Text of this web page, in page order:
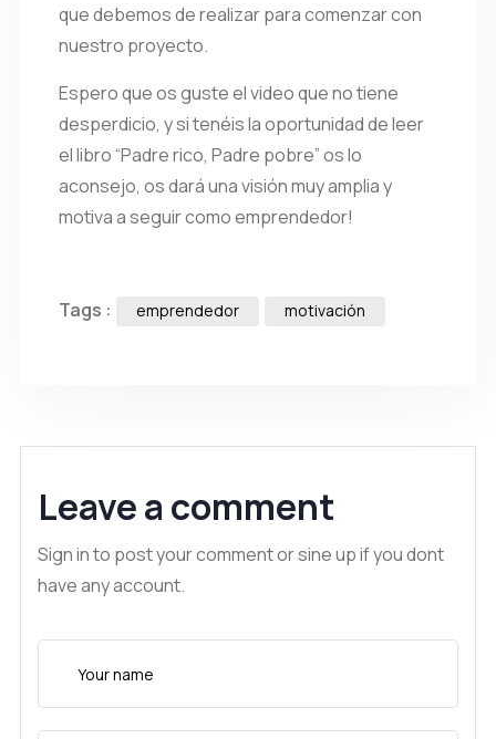
que debemos de realizar para comenzar con
nuestro proyecto.
Espero que os guste el video que no tiene
desperdicio, y si tenéis la oportunidad de leer
el libro “Padre rico, Padre pobre” os lo
aconsejo, os dará una visión muy amplia y
motiva a seguir como emprendedor!
Tags : emprendedor motivación
Leave a comment
Sign in to post your comment or sine up if you dont
have any account.